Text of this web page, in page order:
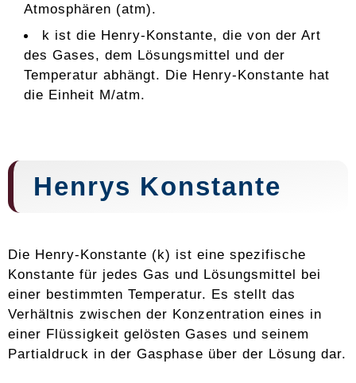
Atmosphären (atm).
k ist die Henry-Konstante, die von der Art
des Gases, dem Lösungsmittel und der
Temperatur abhängt. Die Henry-Konstante hat
die Einheit M/atm.
Henrys Konstante
Die Henry-Konstante (k) ist eine spezifische
Konstante für jedes Gas und Lösungsmittel bei
einer bestimmten Temperatur. Es stellt das
Verhältnis zwischen der Konzentration eines in
einer Flüssigkeit gelösten Gases und seinem
Partialdruck in der Gasphase über der Lösung dar.